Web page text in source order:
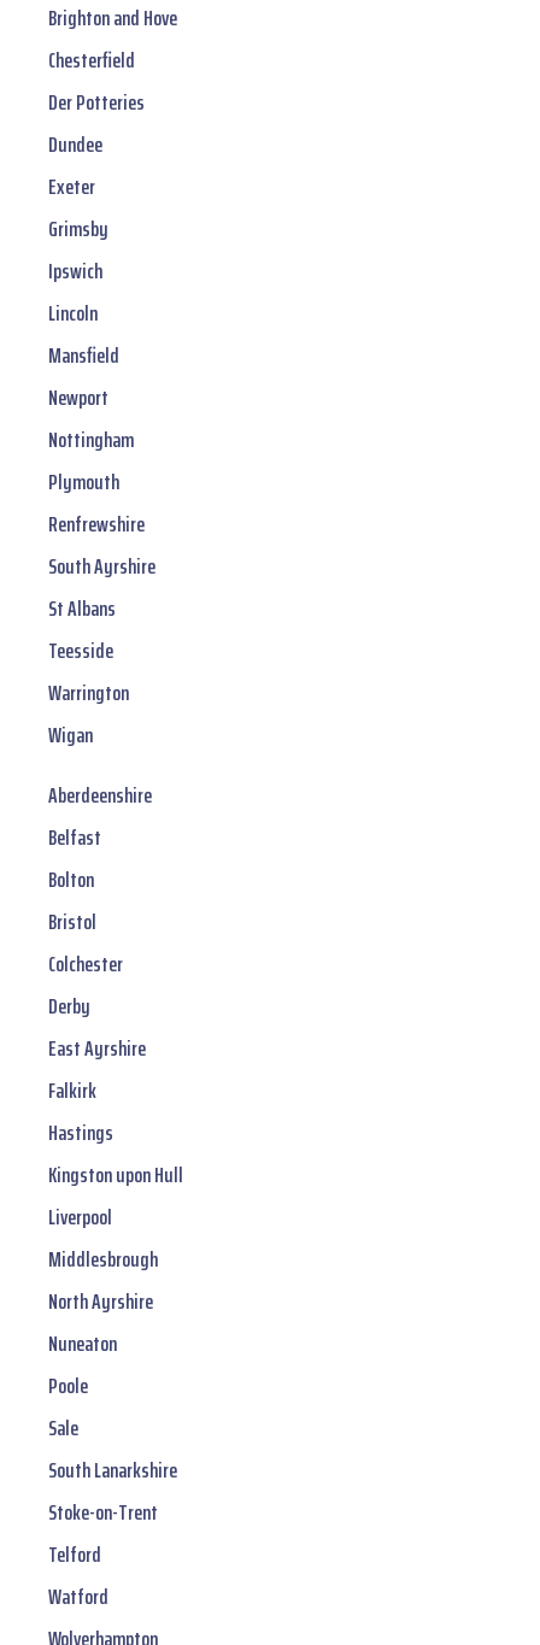
Brighton and Hove
Chesterfield
Der Potteries
Dundee
Exeter
Grimsby
Ipswich
Lincoln
Mansfield
Newport
Nottingham
Plymouth
Renfrewshire
South Ayrshire
St Albans
Teesside
Warrington
Wigan
Aberdeenshire
Belfast
Bolton
Bristol
Colchester
Derby
East Ayrshire
Falkirk
Hastings
Kingston upon Hull
Liverpool
Middlesbrough
North Ayrshire
Nuneaton
Poole
Sale
South Lanarkshire
Stoke-on-Trent
Telford
Watford